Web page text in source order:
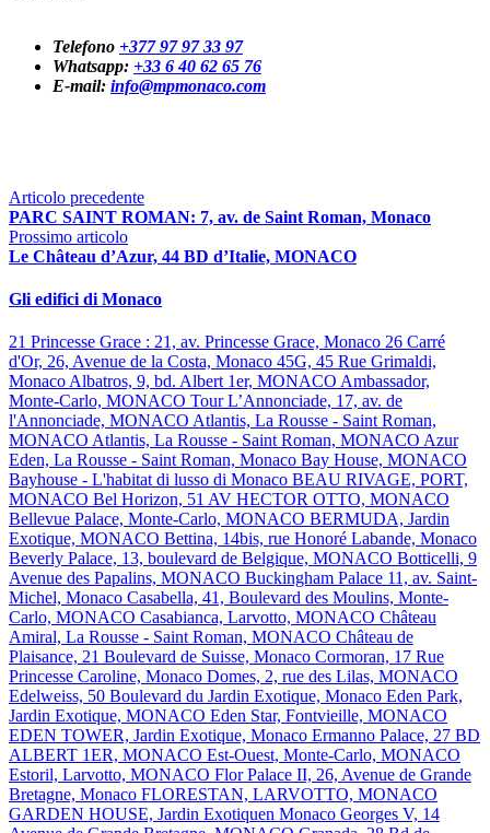
Telefono +377 97 97 33 97
Whatsapp: +33 6 40 62 65 76
E-mail: info@mpmonaco.com
Articolo precedente
PARC SAINT ROMAN: 7, av. de Saint Roman, Monaco
Prossimo articolo
Le Château d’Azur, 44 BD d’Italie, MONACO
Gli edifici di Monaco
21 Princesse Grace : 21, av. Princesse Grace, Monaco 26 Carré
d'Or, 26, Avenue de la Costa, Monaco 45G, 45 Rue Grimaldi,
Monaco Albatros, 9, bd. Albert 1er, MONACO Ambassador,
Monte-Carlo, MONACO Tour L’Annonciade, 17, av. de
l'Annonciade, MONACO Atlantis, La Rousse - Saint Roman,
MONACO Atlantis, La Rousse - Saint Roman, MONACO Azur
Eden, La Rousse - Saint Roman, Monaco Bay House, MONACO
Bayhouse - L'habitat di lusso di Monaco BEAU RIVAGE, PORT,
MONACO Bel Horizon, 51 AV HECTOR OTTO, MONACO
Bellevue Palace, Monte-Carlo, MONACO BERMUDA, Jardin
Exotique, MONACO Bettina, 14bis, rue Honoré Labande, Monaco
Beverly Palace, 13, boulevard de Belgique, MONACO Botticelli, 9
Avenue des Papalins, MONACO Buckingham Palace 11, av. Saint-
Michel, Monaco Casabella, 41, Boulevard des Moulins, Monte-
Carlo, MONACO Casabianca, Larvotto, MONACO Château
Amiral, La Rousse - Saint Roman, MONACO Château de
Plaisance, 21 Boulevard de Suisse, Monaco Cormoran, 17 Rue
Princesse Caroline, Monaco Domes, 2, rue des Lilas, MONACO
Edelweiss, 50 Boulevard du Jardin Exotique, Monaco Eden Park,
Jardin Exotique, MONACO Eden Star, Fontvieille, MONACO
EDEN TOWER, Jardin Exotique, Monaco Ermanno Palace, 27 BD
ALBERT 1ER, MONACO Est-Ouest, Monte-Carlo, MONACO
Estoril, Larvotto, MONACO Flor Palace II, 26, Avenue de Grande
Bretagne, Monaco FLORESTAN, LARVOTTO, MONACO
GARDEN HOUSE, Jardin Exotiquen Monaco Georges V, 14